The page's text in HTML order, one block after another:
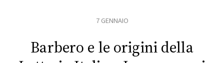
RADIO
7 GENNAIO
Barbero e le origini della